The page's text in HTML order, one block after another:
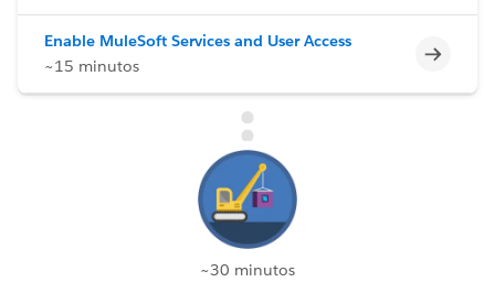
Enable MuleSoft Services and User Access
~15 minutos
~30 minutos